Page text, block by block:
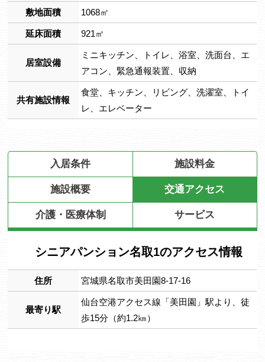
敷地面積 1068㎡
延床面積 921㎡
居室設備
ミニキッチン、トイレ、浴室、洗面台、エ
アコン、緊急通報装置、収納
共有施設情報
食堂、キッチン、リビング、洗濯室、トイ
レ、エレベーター
入居条件 施設料金
施設概要 交通アクセス
介護・医療体制 サービス
シニアパンション名取1のアクセス情報
住所 宮城県名取市美田園8-17-16
最寄り駅
仙台空港アクセス線「美田園」駅より、徒
歩15分（約1.2㎞）